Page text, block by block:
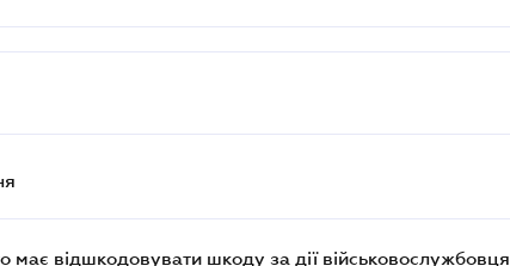
має відшкодовувати шкоду за дії військовослужбовця